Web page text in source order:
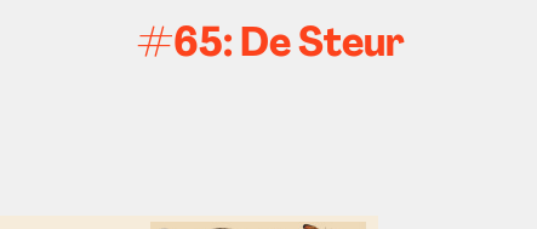
#65: De Steur